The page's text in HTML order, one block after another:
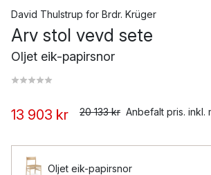
David Thulstrup for Brdr. Krüger
Arv stol vevd sete
Oljet eik-papirsnor
13 903 kr 20 133 kr Anbefalt pris. inkl.
Oljet eik-papirsnor